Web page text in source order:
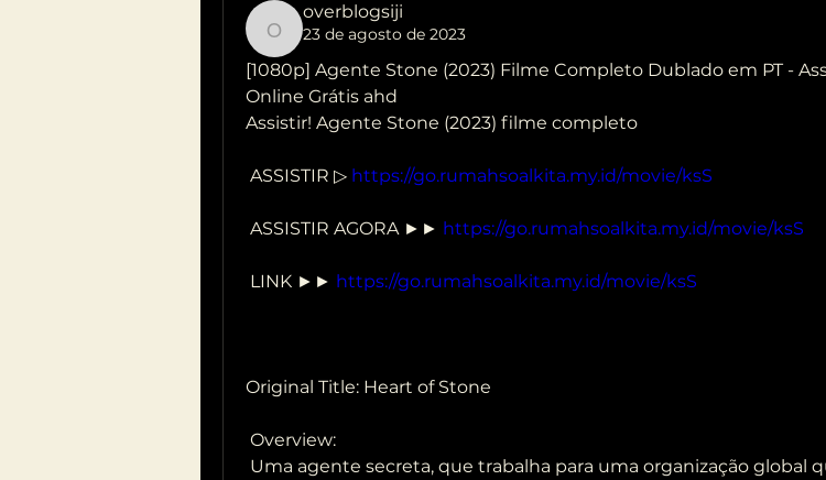
overblogsiji
overblogsiji
23 de agosto de 2023
[1080p] Agente Stone (2023) Filme Completo Dublado em PT -
Online Grátis ahd
Assistir! Agente Stone (2023) filme completo
ASSISTIR ▷ https://go.rumahsoalkita.my.id/movie/ksS
ASSISTIR AGORA ►► https://go.rumahsoalkita.my.id/movie/ksS
LINK ►► https://go.rumahsoalkita.my.id/movie/ksS
Original Title: Heart of Stone
Overview: